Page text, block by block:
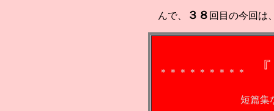
んで、 ３８ 回目の今回は、
＊＊＊＊＊＊＊＊＊ 『
短篇集